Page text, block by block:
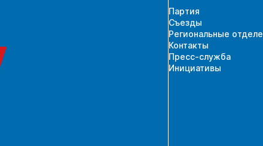
Партия
Съезды
Региональные
Контакты
Пресс-служба
Инициативы